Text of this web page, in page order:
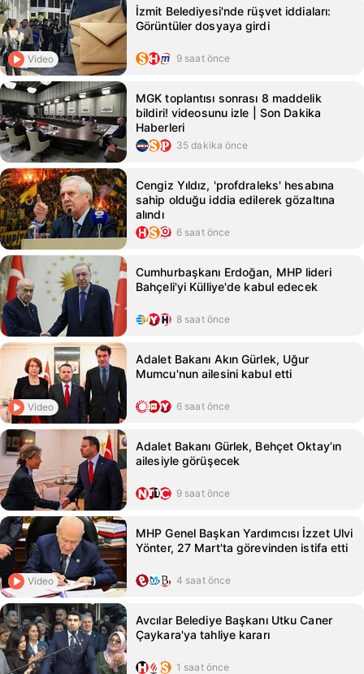
Video
İzmit Belediyesi'nde rüşvet iddiaları:
Görüntüler dosyaya girdi
9 saat önce
MGK toplantısı sonrası 8 maddelik
bildiri! videosunu izle | Son Dakika
Haberleri
35 dakika önce
Cengiz Yıldız, 'profdraleks' hesabına
sahip olduğu iddia edilerek gözaltına
alındı
6 saat önce
Cumhurbaşkanı Erdoğan, MHP lideri
Bahçeli'yi Külliye'de kabul edecek
8 saat önce
Video
Adalet Bakanı Akın Gürlek, Uğur
Mumcu'nun ailesini kabul etti
6 saat önce
Adalet Bakanı Gürlek, Behçet Oktay’ın
ailesiyle görüşecek
9 saat önce
Video
MHP Genel Başkan Yardımcısı İzzet Ulvi
Yönter, 27 Mart'ta görevinden istifa etti
4 saat önce
Avcılar Belediye Başkanı Utku Caner
Çaykara'ya tahliye kararı
1 saat önce